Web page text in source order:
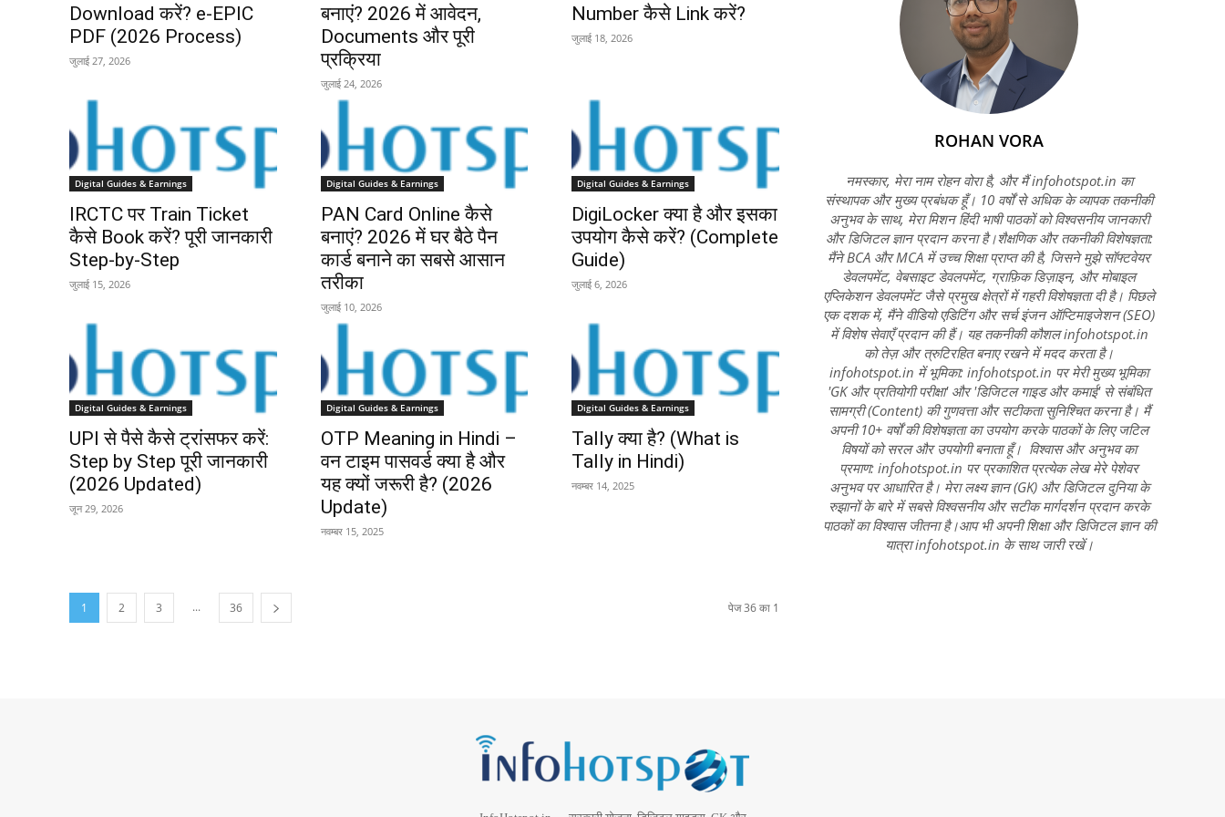
Download करें? e-EPIC
PDF (2026 Process)
जुलाई 27, 2026
बनाएं? 2026 में आवेदन,
Documents और पूरी
प्रक्रिया
जुलाई 24, 2026
Number कैसे Link करें?
जुलाई 18, 2026
Digital Guides & Earnings
IRCTC पर Train Ticket
कैसे Book करें? पूरी जानकारी
Step-by-Step
जुलाई 15, 2026
Digital Guides & Earnings
PAN Card Online कैसे
बनाएं? 2026 में घर बैठे पैन
कार्ड बनाने का सबसे आसान
तरीका
जुलाई 10, 2026
Digital Guides & Earnings
DigiLocker क्या है और इसका
उपयोग कैसे करें? (Complete
Guide)
जुलाई 6, 2026
Digital Guides & Earnings
UPI से पैसे कैसे ट्रांसफर करें:
Step by Step पूरी जानकारी
(2026 Updated)
जून 29, 2026
Digital Guides & Earnings
OTP Meaning in Hindi –
वन टाइम पासवर्ड क्या है और
यह क्यों जरूरी है? (2026
Update)
नवम्बर 15, 2025
Digital Guides & Earnings
Tally क्या है? (What is
Tally in Hindi)
नवम्बर 14, 2025
1 2 3 ... 36 पेज 36 का 1
ROHAN VORA
नमस्कार, मेरा नाम रोहन वोरा है, और मैं infohotspot.in का
संस्थापक और मुख्य प्रबंधक हूँ। 10 वर्षों से अधिक के व्यापक तकनीकी
अनुभव के साथ, मेरा मिशन हिंदी भाषी पाठकों को विश्वसनीय जानकारी
और डिजिटल ज्ञान प्रदान करना है।शैक्षणिक और तकनीकी विशेषज्ञता:
मैंने BCA और MCA में उच्च शिक्षा प्राप्त की है, जिसने मुझे सॉफ्टवेयर
डेवलपमेंट, वेबसाइट डेवलपमेंट, ग्राफ़िक डिज़ाइन, और मोबाइल
एप्लिकेशन डेवलपमेंट जैसे प्रमुख क्षेत्रों में गहरी विशेषज्ञता दी है। पिछले
एक दशक में, मैंने वीडियो एडिटिंग और सर्च इंजन ऑप्टिमाइजेशन (SEO)
में विशेष सेवाएँ प्रदान की हैं। यह तकनीकी कौशल infohotspot.in
को तेज़ और त्रुटिरहित बनाए रखने में मदद करता है।
infohotspot.in में भूमिका: infohotspot.in पर मेरी मुख्य भूमिका
'GK और प्रतियोगी परीक्षा' और 'डिजिटल गाइड और कमाई' से संबंधित
सामग्री (Content) की गुणवत्ता और सटीकता सुनिश्चित करना है। मैं
अपनी 10+ वर्षों की विशेषज्ञता का उपयोग करके पाठकों के लिए जटिल
विषयों को सरल और उपयोगी बनाता हूँ। विश्वास और अनुभव का
प्रमाण: infohotspot.in पर प्रकाशित प्रत्येक लेख मेरे पेशेवर
अनुभव पर आधारित है। मेरा लक्ष्य ज्ञान (GK) और डिजिटल दुनिया के
रुझानों के बारे में सबसे विश्वसनीय और सटीक मार्गदर्शन प्रदान करके
पाठकों का विश्वास जीतना है।आप भी अपनी शिक्षा और डिजिटल ज्ञान की
यात्रा infohotspot.in के साथ जारी रखें।